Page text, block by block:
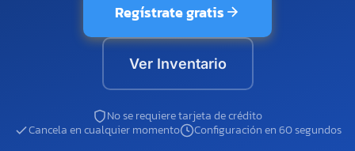
Regístrate gratis
Ver Inventario
No se requiere tarjeta de crédito
Cancela en cualquier momento
Configuración en 60 segundos